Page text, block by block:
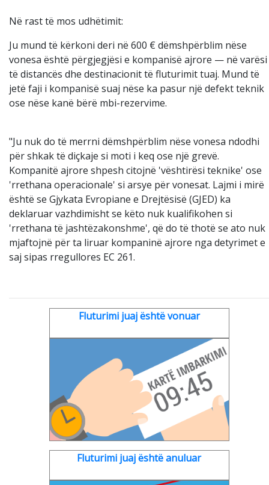
Në rast të mos udhëtimit:
Ju mund të kërkoni deri në 600 € dëmshpërblim nëse
vonesa është përgjegjësi e kompanisë ajrore — në varësi
të distancës dhe destinacionit të fluturimit tuaj. Mund të
jetë faji i kompanisë suaj nëse ka pasur një defekt teknik
ose nëse kanë bërë mbi-rezervime.
"Ju nuk do të merrni dëmshpërblim nëse vonesa ndodhi
për shkak të diçkaje si moti i keq ose një grevë.
Kompanitë ajrore shpesh citojnë 'vështirësi teknike' ose
'rrethana operacionale' si arsye për vonesat. Lajmi i mirë
është se Gjykata Evropiane e Drejtësisë (GJED) ka
deklaruar vazhdimisht se këto nuk kualifikohen si
'rrethana të jashtëzakonshme', që do të thotë se ato nuk
mjaftojnë për ta liruar kompaninë ajrore nga detyrimet e
saj sipas rregullores EC 261.
Fluturimi juaj është vonuar
Fluturimi juaj është anuluar